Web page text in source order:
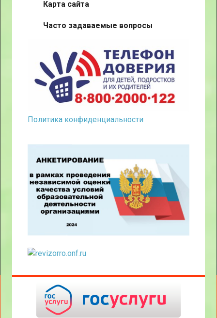
Карта сайта
Часто задаваемые вопросы
Политика конфиденциальности